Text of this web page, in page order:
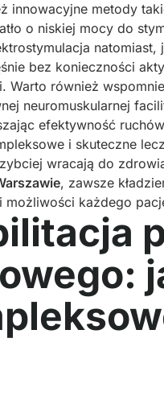
innowacyjne metody
o niskiej mocy do
natomiast,
bez konieczności
Warto również
neuromuskularnej
efektywność ruchów
i skuteczne
wracają do
, zawsze
każdego